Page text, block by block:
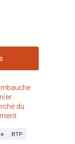
du
BTP